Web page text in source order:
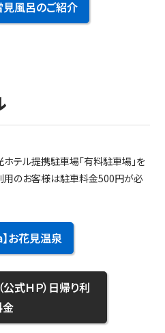
見風呂のご紹介
テル提携駐車場「有料駐車場」を
用のお客様は駐車料金500円が必
お花見温泉
式ＨＰ）日帰り利